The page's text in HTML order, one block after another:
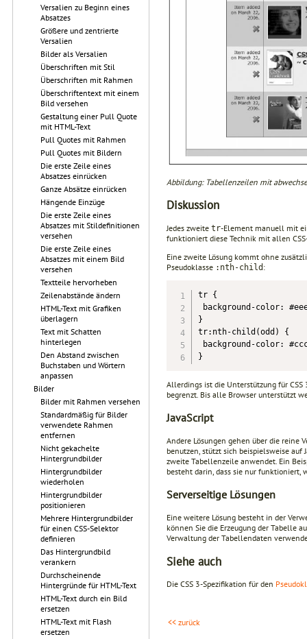
Versalien zu Beginn eines
Absatzes
Größere und zentrierte
Versalien
Bilder als Versalien
Überschriften mit Stil
Überschriften mit Rahmen
Überschriftentext mit einem
Bild versehen
Gestaltung einer Pull Quote
mit HTML-Text
Pull Quotes mit Rahmen
Pull Quotes mit Bildern
Die erste Zeile eines
Absatzes einrücken
Ganze Absätze einrücken
Hängende Einzüge
Die erste Zeile eines
Absatzes mit Stildefinitionen
versehen
Die erste Zeile eines
Absatzes mit einem Bild
versehen
Textteile hervorheben
Zeilenabstände ändern
HTML-Text mit Grafiken
überlagern
Text mit Schatten
hinterlegen
Den Abstand zwischen
Buchstaben und Wörtern
anpassen
Bilder
Bilder mit Rahmen versehen
Standardmäßig für Bilder
verwendete Rahmen
entfernen
Nicht gekachelte
Hintergrundbilder
Hintergrundbilder
wiederholen
Hintergrundbilder
positionieren
Mehrere Hintergrundbilder
für einen CSS-Selektor
definieren
Das Hintergrundbild
verankern
Durchscheinende
Hintergründe für HTML-Text
HTML-Text durch ein Bild
ersetzen
HTML-Text mit Flash
ersetzen
Abbildung: Tabellenzeilen mit
Diskussion
Jedes zweite tr-Element manuell mit
funktioniert diese Technik mit allen
Eine zweite Lösung kommt ohne
Pseudoklasse :nth-child :
tr {
background-color:
}
tr:nth-child(odd) {
background-color:
}
Allerdings ist die Unterstützung für CSS
begrenzt. Bis alle Browser unterstützt
JavaScript
Andere Lösungen gehen über die reine
benutzen, stützt sich beispielsweise auf
zweite Tabellenzeile anwendet. Ein
besteht darin, dass sie nur funktioniert,
Serverseitige Lösungen
Eine weitere Lösung besteht in der
können Sie die Erzeugung der Tabelle
Verwaltung der Tabellendaten
Siehe auch
Die CSS 3-Spezifikation für den
<< zurück